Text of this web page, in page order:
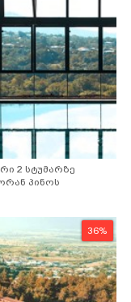
2 სტუმარზე
პინოს
36%